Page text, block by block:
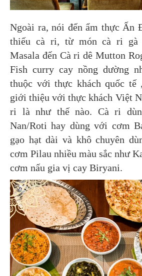
Ngoài ra, nói đến ẩm thực Ấn
thiếu cà ri, từ món cà ri gà
Masala đến Cà ri dê Mutton
Fish curry cay nồng dường
thuộc với thực khách quốc tế
giới thiệu với thực khách Việt
ri là như thế nào. Cà ri
Nan/Roti hay dùng với cơm
gạo hạt dài và khô chuyên
cơm Pilau nhiều màu sắc như
cơm nấu gia vị cay Biryani.